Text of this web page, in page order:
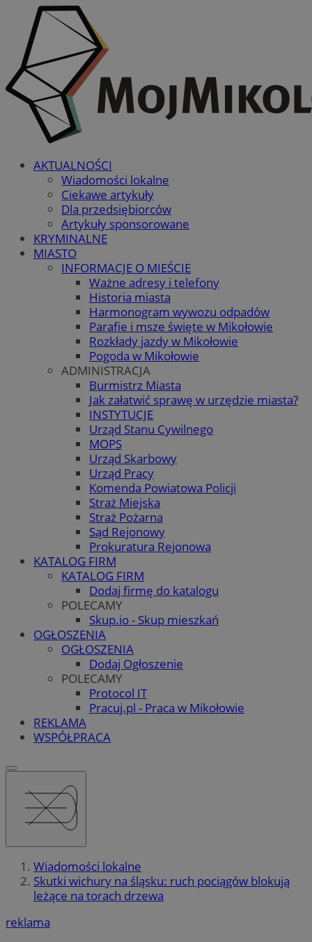
AKTUALNOŚCI
Wiadomości lokalne
Ciekawe artykuły
Dla przedsiębiorców
Artykuły sponsorowane
KRYMINALNE
MIASTO
INFORMACJE O MIEŚCIE
Ważne adresy i telefony
Historia miasta
Harmonogram wywozu odpadów
Parafie i msze święte w Mikołowie
Rozkłady jazdy w Mikołowie
Pogoda w Mikołowie
ADMINISTRACJA
Burmistrz Miasta
Jak załatwić sprawę w urzędzie miasta?
INSTYTUCJE
Urząd Stanu Cywilnego
MOPS
Urząd Skarbowy
Urząd Pracy
Komenda Powiatowa Policji
Straż Miejska
Straż Pożarna
Sąd Rejonowy
Prokuratura Rejonowa
KATALOG FIRM
KATALOG FIRM
Dodaj firmę do katalogu
POLECAMY
Skup.io - Skup mieszkań
OGŁOSZENIA
OGŁOSZENIA
Dodaj Ogłoszenie
POLECAMY
Protocol IT
Pracuj.pl - Praca w Mikołowie
REKLAMA
WSPÓŁPRACA
Wiadomości lokalne
Skutki wichury na śląsku: ruch pociągów blokują
leżące na torach drzewa
reklama